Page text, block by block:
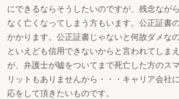
にできるならそうしたいのですが、残念なが
なく亡くなってしまう方もいます。公正証書
かかります。公正証書じゃないと何故ダメな
といえども信用できないからと言われてしま
が、弁護士が嘘をついてまで死亡した方のス
リットもありませんから・・・キャリア会社
応をして頂きたいものです。